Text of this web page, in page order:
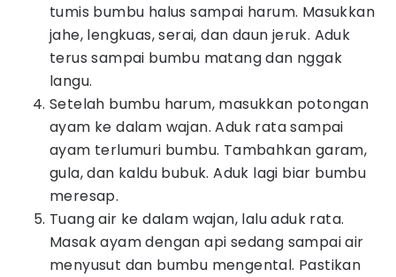
tumis bumbu halus sampai harum. Masukkan
jahe, lengkuas, serai, dan daun jeruk. Aduk
terus sampai bumbu matang dan nggak
langu.
Setelah bumbu harum, masukkan potongan
ayam ke dalam wajan. Aduk rata sampai
ayam terlumuri bumbu. Tambahkan garam,
gula, dan kaldu bubuk. Aduk lagi biar bumbu
meresap.
Tuang air ke dalam wajan, lalu aduk rata.
Masak ayam dengan api sedang sampai air
menyusut dan bumbu mengental. Pastikan